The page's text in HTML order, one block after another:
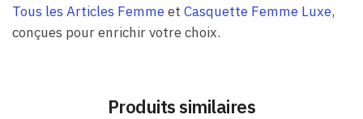
Tous les Articles Femmeet Casquette Femme Luxe,
conçues pour enrichir votre choix.
Produits similaires